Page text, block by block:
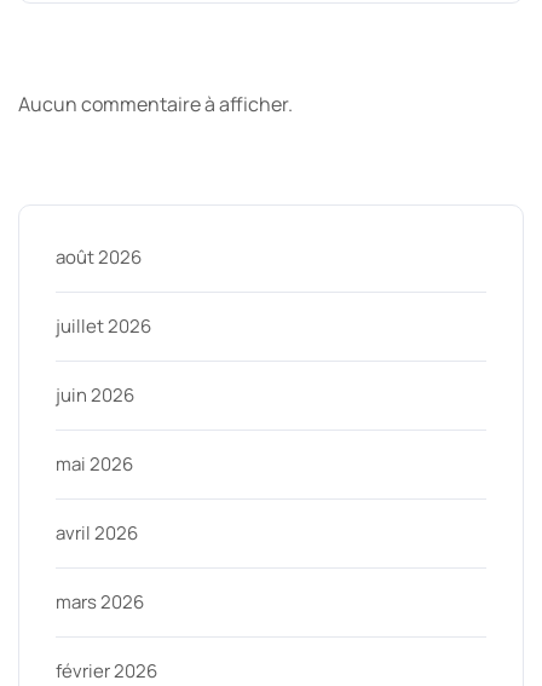
Aucun commentaire à afficher.
août 2026
juillet 2026
juin 2026
mai 2026
avril 2026
mars 2026
février 2026